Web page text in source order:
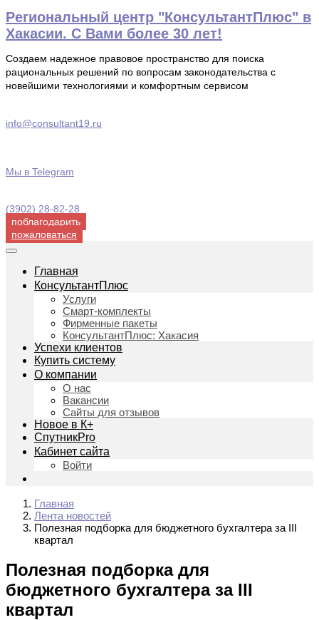
Перейти
к
содержимому
Региональный центр "КонсультантПлюс" в
Хакасии. С Вами более 30 лет!
Создаем надежное правовое пространство для поиска
рациональных решений по вопросам законодательства с
новейшими технологиями и комфортным сервисом
info@consultant19.ru
Мы в Telegram
(3902) 28-82-28
поблагодарить
пожаловаться
Главная
КонсультантПлюс
Услуги
Смарт-комплекты
Фирменные пакеты
КонсультантПлюс: Хакасия
Успехи клиентов
Купить систему
О компании
О нас
Вакансии
Сайты для отзывов
Новое в К+
СпутникPro
Кабинет сайта
Войти
Главная
Лента новостей
Полезная подборка для бюджетного бухгалтера за III
квартал
Полезная подборка для
бюджетного бухгалтера за III
квартал